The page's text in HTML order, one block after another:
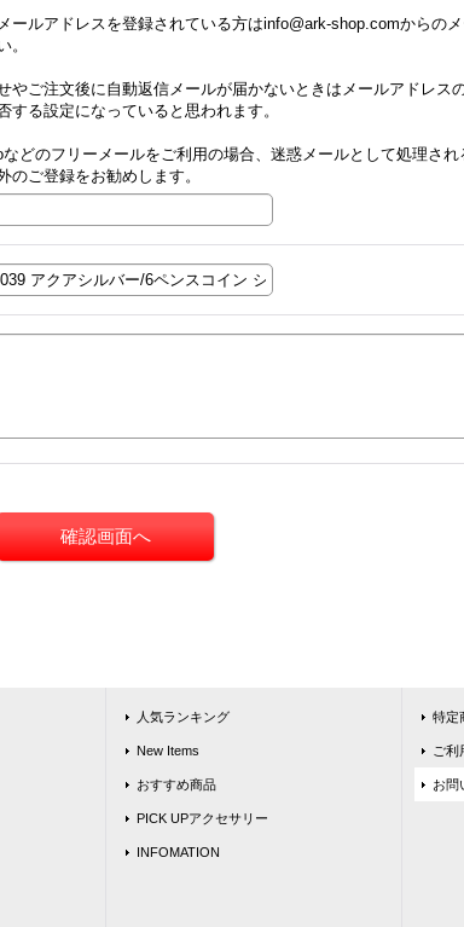
ールアドレスを登録されている方はinfo@ark-shop.comからの
。
やご注文後に自動返信メールが届かないときはメールアドレス
する設定になっていると思われます。
どのフリーメールをご利用の場合、迷惑メールとして処理さ
のご登録をお勧めします。
人気ランキング
New Items
おすすめ商品
PICK UPアクセサリー
INFOMATION
特定
ご利
お問